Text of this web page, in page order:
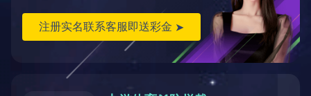
Applicable Products
220V 7kW智能运营交流桩